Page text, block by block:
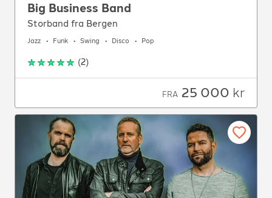
Big Business Band
Storband fra Bergen
Jazz Funk Swing Disco Pop
(2)
FRA 25 000 kr